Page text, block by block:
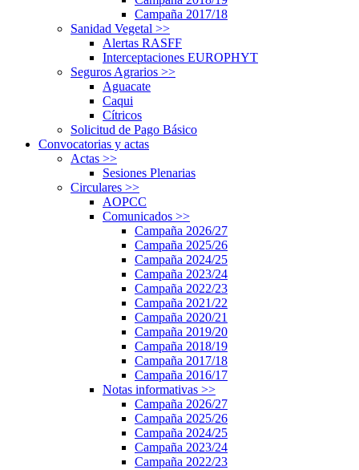
Campaña 2017/18
Sanidad Vegetal >>
Alertas RASFF
Interceptaciones EUROPHYT
Seguros Agrarios >>
Aguacate
Caqui
Cítricos
Solicitud de Pago Básico
Convocatorias y actas
Actas >>
Sesiones Plenarias
Circulares >>
AOPCC
Comunicados >>
Campaña 2026/27
Campaña 2025/26
Campaña 2024/25
Campaña 2023/24
Campaña 2022/23
Campaña 2021/22
Campaña 2020/21
Campaña 2019/20
Campaña 2018/19
Campaña 2017/18
Campaña 2016/17
Notas informativas >>
Campaña 2026/27
Campaña 2025/26
Campaña 2024/25
Campaña 2023/24
Campaña 2022/23